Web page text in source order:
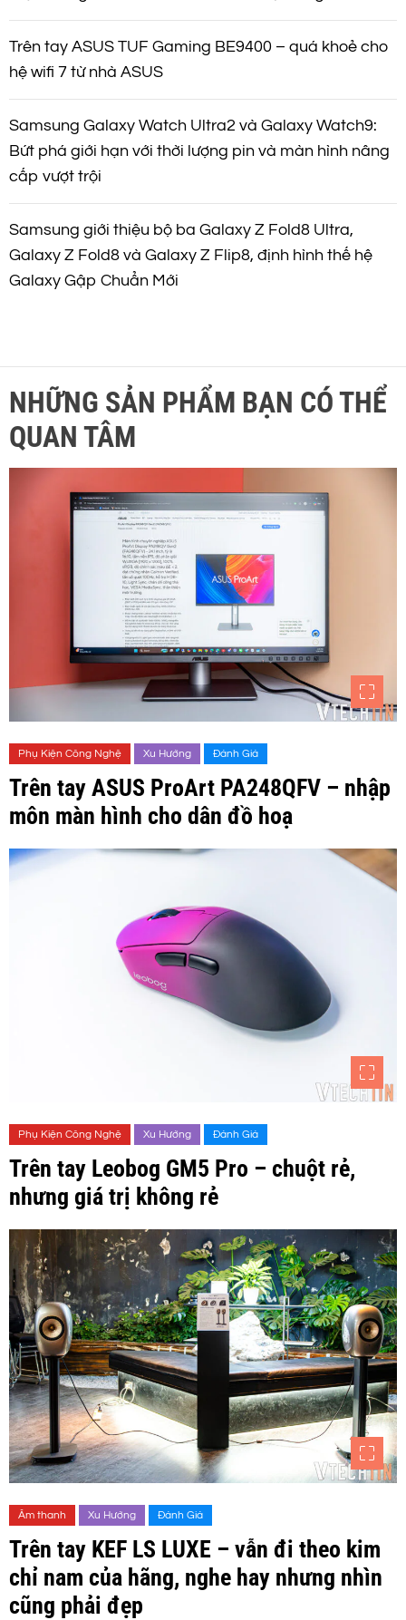
Trên tay ASUS TUF Gaming BE9400 – quá khoẻ cho
hệ wifi 7 từ nhà ASUS
Samsung Galaxy Watch Ultra2 và Galaxy Watch9:
Bứt phá giới hạn với thời lượng pin và màn hình nâng
cấp vượt trội
Samsung giới thiệu bộ ba Galaxy Z Fold8 Ultra,
Galaxy Z Fold8 và Galaxy Z Flip8, định hình thế hệ
Galaxy Gập Chuẩn Mới
NHỮNG SẢN PHẨM BẠN CÓ THỂ
QUAN TÂM
Phụ Kiện Công Nghệ Xu Hướng Đánh Giá
Trên tay ASUS ProArt PA248QFV – nhập
môn màn hình cho dân đồ hoạ
Phụ Kiện Công Nghệ Xu Hướng Đánh Giá
Trên tay Leobog GM5 Pro – chuột rẻ,
nhưng giá trị không rẻ
Âm thanh Xu Hướng Đánh Giá
Trên tay KEF LS LUXE – vẫn đi theo kim
chỉ nam của hãng, nghe hay nhưng nhìn
cũng phải đẹp